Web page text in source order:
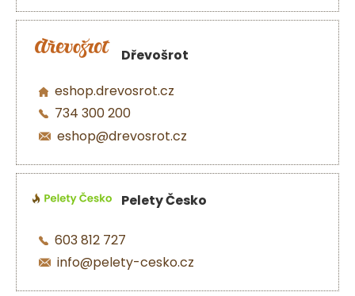
Dřevošrot
eshop.drevosrot.cz
734 300 200
eshop@drevosrot.cz
Pelety Česko
603 812 727
info@pelety-cesko.cz